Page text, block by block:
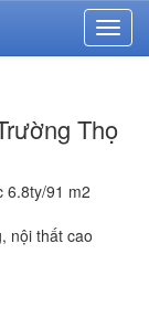
Thọ
6.8ty/91 m2
nội thất cao